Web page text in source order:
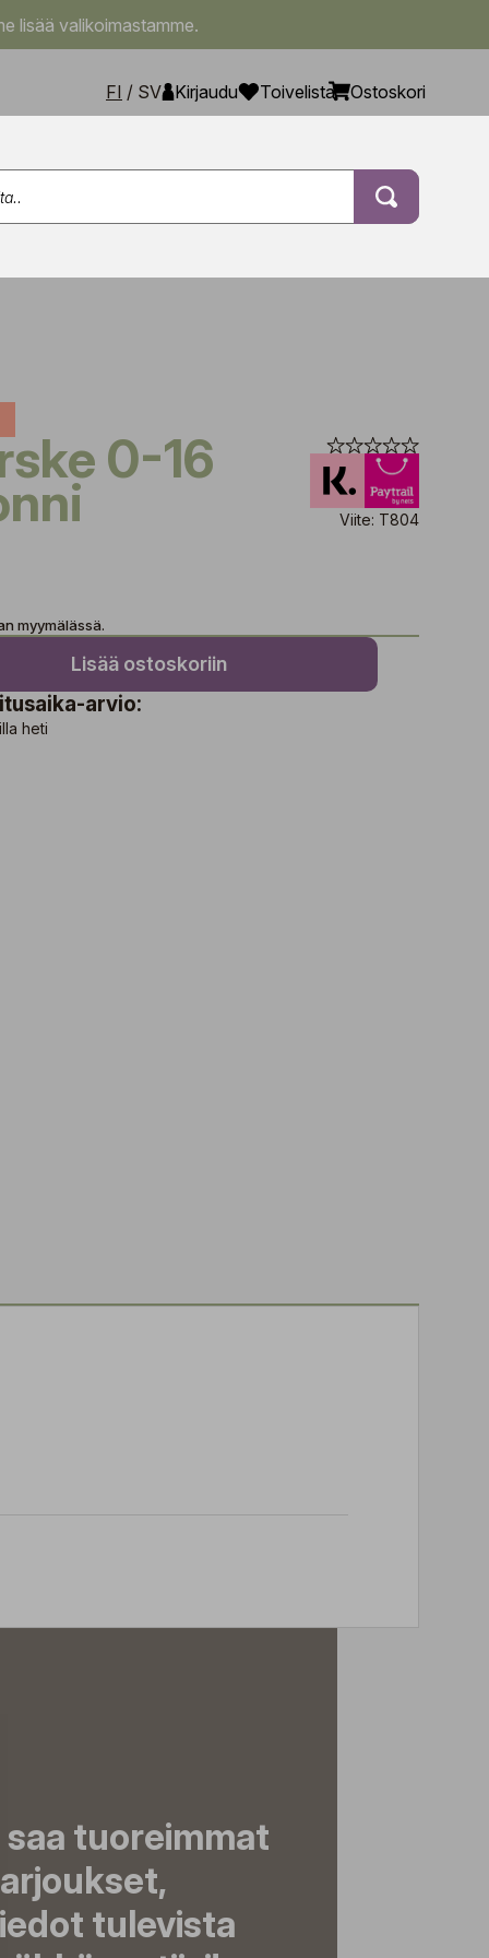
lisää valikoimastamme.
FI / SV Kirjaudu Toivelista Ostoskori
Viite: T804
myymälässä.
Lisää ostoskoriin
arvio:
heti
tuoreimmat
tulevista